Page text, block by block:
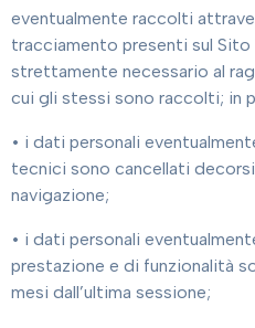
eventualmente raccolti
tracciamento presenti sul
strettamente necessario al
cui gli stessi sono raccolti; in
• i dati personali
tecnici sono cancellati decorsi
navigazione;
• i dati personali
prestazione e di funzionalità
mesi dall’ultima sessione;